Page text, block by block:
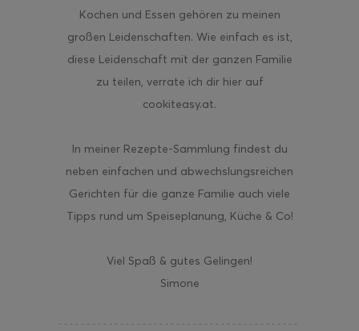
Kochen und Essen gehören zu meinen
großen Leidenschaften. Wie einfach es ist,
diese Leidenschaft mit der ganzen Familie
zu teilen, verrate ich dir hier auf
cookiteasy.at.
In meiner Rezepte-Sammlung findest du
neben einfachen und abwechslungsreichen
Gerichten für die ganze Familie auch viele
Tipps rund um Speiseplanung, Küche & Co!
Viel Spaß & gutes Gelingen!
Simone